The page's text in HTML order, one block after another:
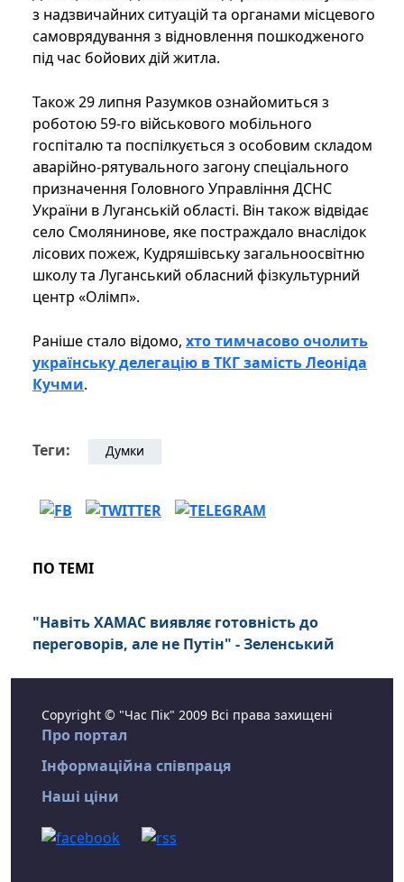
з надзвичайних ситуацій та органами місцевого
самоврядування з відновлення пошкодженого
під час бойових дій житла.
Також 29 липня Разумков ознайомиться з
роботою 59-го військового мобільного
госпіталю та поспілкується з особовим складом
аварійно-рятувального загону спеціального
призначення Головного Управління ДСНС
України в Луганській області. Він також відвідає
село Смолянинове, яке постраждало внаслідок
лісових пожеж, Кудряшівську загальноосвітню
школу та Луганський обласний фізкультурний
центр «Олімп».
Раніше стало відомо, хто тимчасово очолить
українську делегацію в ТКГ замість Леоніда
Кучми.
Теги: Думки
ПО ТЕМІ
"Навіть ХАМАС виявляє готовність до
переговорів, але не Путін" - Зеленський
Copyright © "Час Пік" 2009 Всі права захищені
Про портал
Інформаційна співпраця
Наші ціни